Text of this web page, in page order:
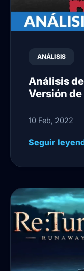
ANÁLISIS
Análisis
Versión de
10 Feb, 2022
Seguir